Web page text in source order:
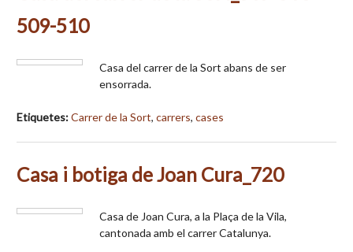
509-510
Casa del carrer de la Sort abans de ser
ensorrada.
Etiquetes:Carrer de la Sort, carrers, cases
Casa i botiga de Joan Cura_720
Casa de Joan Cura, a la Plaça de la Vila,
cantonada amb el carrer Catalunya.